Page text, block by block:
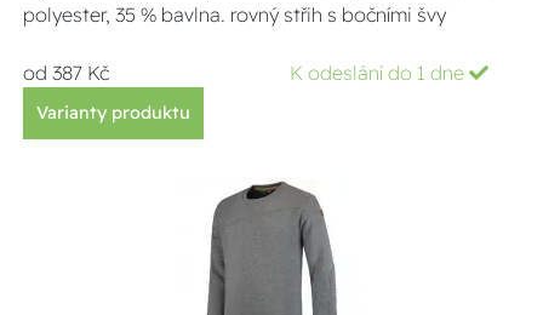
polyester, 35 % bavlna. rovný střih s bočními švy
od 387 Kč K odeslání do 1 dne
Varianty produktu